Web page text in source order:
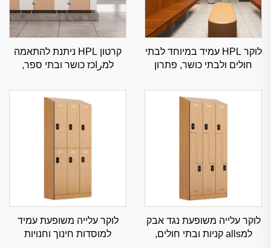
לוקר HPL עמיד במיוחד לבתי
חולים ולבתי כושר, פתרון
לחות
קרטון HPL ניתנת להתאמה
למراכז כושר ובתי ספר,
לוקר עלייה משופעת נגד אבק
למalls קניות ובתי חולים,
לוקר עלייה משופעת עמיד
למוסדות חינוך וחנויות